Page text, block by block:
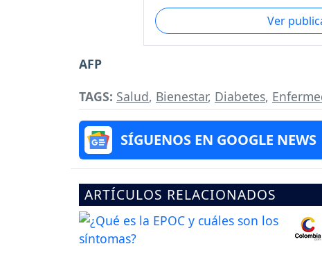
Ver
AFP
TAGS: Salud, Bienestar, Diabetes,
SÍGUENOS EN GOOGLE NEWS
ARTÍCULOS RELACIONADOS